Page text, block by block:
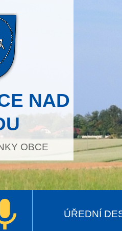
NAD
OBCE
ÚŘEDNÍ